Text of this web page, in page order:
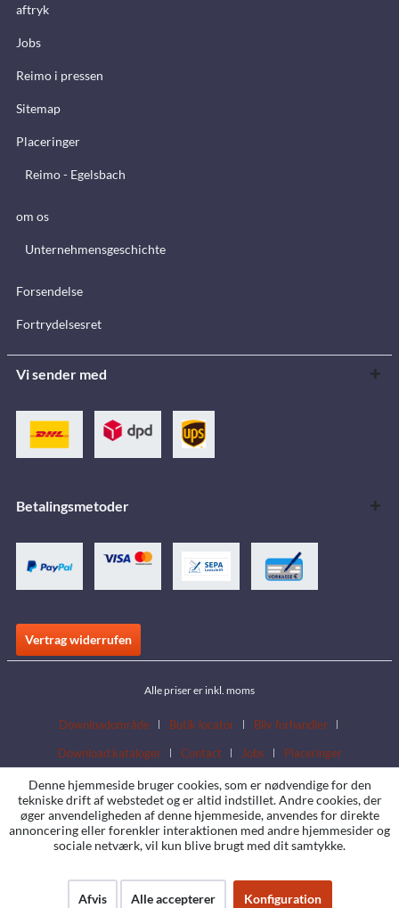
aftryk
Jobs
Reimo i pressen
Sitemap
Placeringer
Reimo - Egelsbach
om os
Unternehmensgeschichte
Forsendelse
Fortrydelsesret
Vi sender med
Betalingsmetoder
Vertrag widerrufen
Alle priser er inkl. moms
Downloadområde Butik locator
Bliv forhandler
Download kataloger
Contact Jobs Placeringer
Denne hjemmeside bruger cookies, som er nødvendige for den
tekniske drift af webstedet og er altid indstillet. Andre cookies, der
øger anvendeligheden af denne hjemmeside, anvendes for direkte
annoncering eller forenkler interaktionen med andre hjemmesider og
sociale netværk, vil kun blive brugt med dit samtykke.
Afvis Alle accepterer Konfiguration